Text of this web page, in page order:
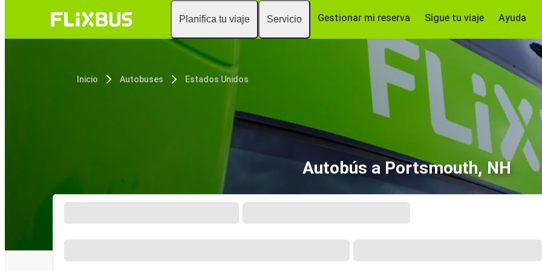
Planifica tu viaje Servicio Gestionar mi reserva Sigue tu viaje Ayuda
Inicio Autobuses Estados Unidos
Autobús a Portsmouth, NH